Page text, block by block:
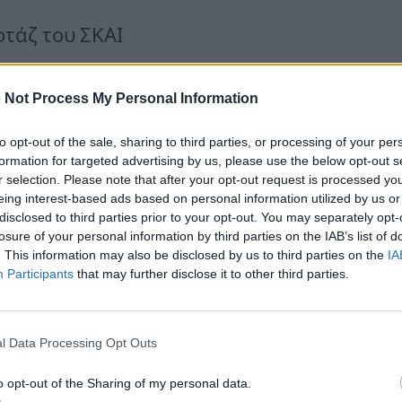
Not Process My Personal Information
opt-out of the sale, sharing to third parties, or processing of your
for targeted advertising by us, please use the below opt-out
selection. Please note that after your opt-out request is processed
interest-based ads based on personal information utilized by us
to third parties prior to your opt-out. You may separately
of your personal information by third parties on the IAB’s list of
This information may also be disclosed by us to third parties on the
Participants that may further disclose it to other third parties.
Data Processing Opt Outs
opt-out of the Sharing of my personal data.
του ΣΚΑΙ
στείλτε ενισχύσεις
να βγούμε στην Αγίας Φωτεινής,
από την Αγίας Φωτεινής, την
εγκλωβιστεί δικοί μας, έχουν